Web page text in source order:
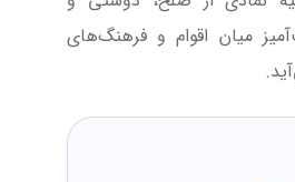
میان اقوام و فرهنگ‌های